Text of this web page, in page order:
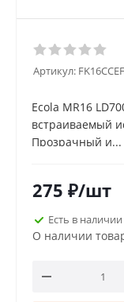
Артикул:
Ecola MR16
встраиваемый
Прозрачный и...
275 ₽/шт
Есть в наличии
О наличии